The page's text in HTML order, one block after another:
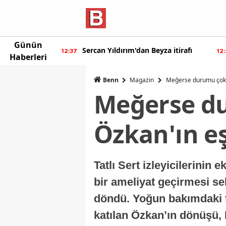
Günün
Haberleri
itirafı 12:20 Burcu Özberk geri döndü!
Benn Magazin Meğerse durumu
Meğerse
Özkan'ın
Tatlı Sert izleyicilerinin
bir ameliyat geçirmesi
döndü. Yoğun
katılan Özkan’ın